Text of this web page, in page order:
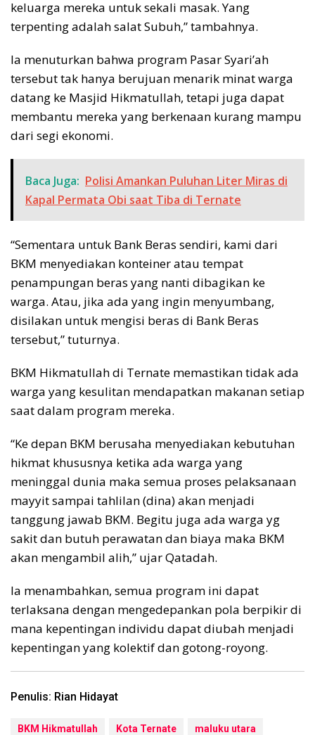
keluarga mereka untuk sekali masak. Yang
terpenting adalah salat Subuh,” tambahnya.
Ia menuturkan bahwa program Pasar Syari’ah
tersebut tak hanya berujuan menarik minat warga
datang ke Masjid Hikmatullah, tetapi juga dapat
membantu mereka yang berkenaan kurang mampu
dari segi ekonomi.
Baca Juga: Polisi Amankan Puluhan Liter Miras di
Kapal Permata Obi saat Tiba di Ternate
“Sementara untuk Bank Beras sendiri, kami dari
BKM menyediakan konteiner atau tempat
penampungan beras yang nanti dibagikan ke
warga. Atau, jika ada yang ingin menyumbang,
disilakan untuk mengisi beras di Bank Beras
tersebut,” tuturnya.
BKM Hikmatullah di Ternate memastikan tidak ada
warga yang kesulitan mendapatkan makanan setiap
saat dalam program mereka.
“Ke depan BKM berusaha menyediakan kebutuhan
hikmat khususnya ketika ada warga yang
meninggal dunia maka semua proses pelaksanaan
mayyit sampai tahlilan (dina) akan menjadi
tanggung jawab BKM. Begitu juga ada warga yg
sakit dan butuh perawatan dan biaya maka BKM
akan mengambil alih,” ujar Qatadah.
Ia menambahkan, semua program ini dapat
terlaksana dengan mengedepankan pola berpikir di
mana kepentingan individu dapat diubah menjadi
kepentingan yang kolektif dan gotong-royong.
Penulis: Rian Hidayat
BKM Hikmatullah Kota Ternate maluku utara